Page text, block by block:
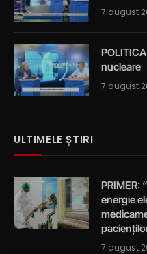
7 august
nucleare
7 august
ULTIMELE ȘTIRI
PRIMER:
energie
7 august